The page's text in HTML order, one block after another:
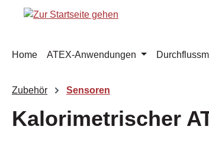
Hauptinhalt springen
Zur Suche springen
Zur Hauptnavigation springen
Home ATEX-Anwendungen
Zubehör Sensoren
Kalorimetrischer